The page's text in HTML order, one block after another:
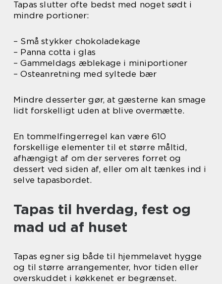
Tapas slutter ofte bedst med noget sødt i
mindre portioner:
– Små stykker chokoladekage
– Panna cotta i glas
– Gammeldags æblekage i miniportioner
– Osteanretning med syltede bær
Mindre desserter gør, at gæsterne kan smage
lidt forskelligt uden at blive overmætte.
En tommelfingerregel kan være 610
forskellige elementer til et større måltid,
afhængigt af om der serveres forret og
dessert ved siden af, eller om alt tænkes ind i
selve tapasbordet.
Tapas til hverdag, fest og
mad ud af huset
Tapas egner sig både til hjemmelavet hygge
og til større arrangementer, hvor tiden eller
overskuddet i køkkenet er begrænset.